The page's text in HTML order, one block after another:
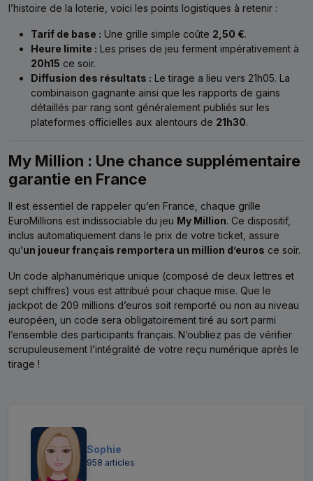
l’histoire de la loterie, voici les points logistiques à retenir :
Tarif de base : Une grille simple coûte 2,50 €.
Heure limite : Les prises de jeu ferment impérativement à
20h15 ce soir.
Diffusion des résultats : Le tirage a lieu vers 21h05. La
combinaison gagnante ainsi que les rapports de gains
détaillés par rang sont généralement publiés sur les
plateformes officielles aux alentours de 21h30.
My Million : Une chance supplémentaire
garantie en France
Il est essentiel de rappeler qu’en France, chaque grille
EuroMillions est indissociable du jeu My Million. Ce dispositif,
inclus automatiquement dans le prix de votre ticket, assure
qu’un joueur français remportera un million d’euros ce soir.
Un code alphanumérique unique (composé de deux lettres et
sept chiffres) vous est attribué pour chaque mise. Que le
jackpot de 209 millions d’euros soit remporté ou non au niveau
européen, un code sera obligatoirement tiré au sort parmi
l’ensemble des participants français. N’oubliez pas de vérifier
scrupuleusement l’intégralité de votre reçu numérique après le
tirage !
Sophie
958 articles